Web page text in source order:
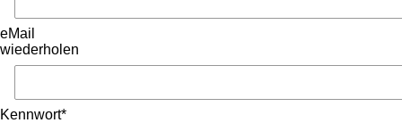
eMail
wiederholen
Kennwort*